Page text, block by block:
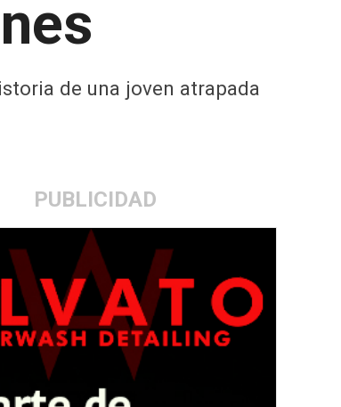
de una joven atrapada
PUBLICIDAD